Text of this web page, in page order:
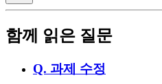
함께 읽은 질문
Q. 과제 수정